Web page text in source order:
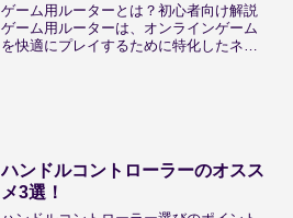
ゲーム用ルーターとは？初心者向け解説
ゲーム用ルーターは、オンラインゲーム
を快適にプレイするために特化したネッ
ハンドルコントローラーのオスス
メ3選！